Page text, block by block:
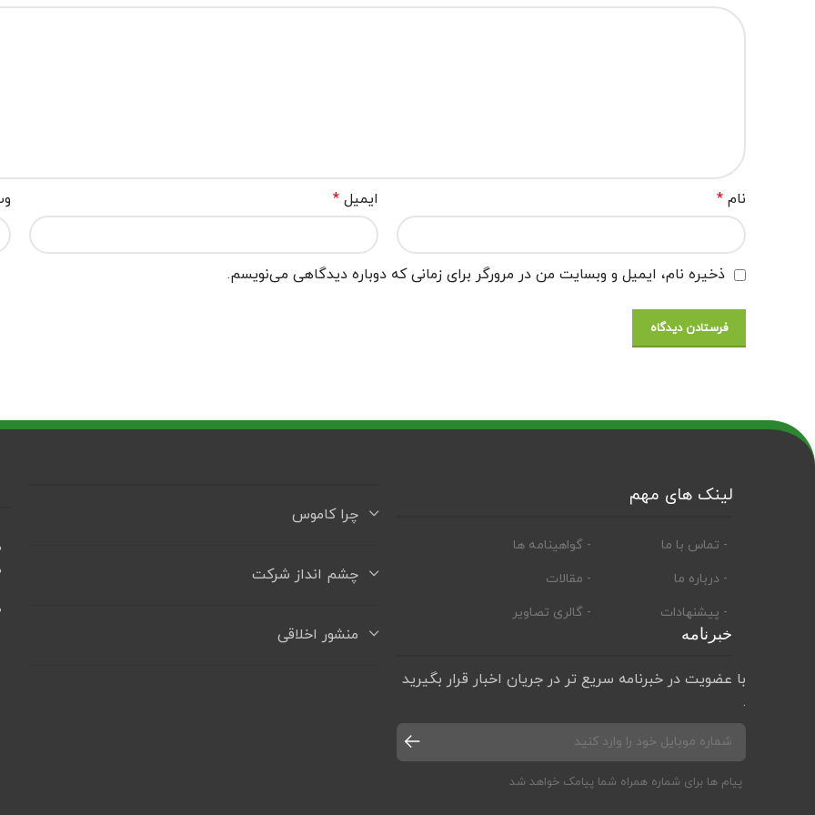
نام * ایمیل *
ذخیره نام، ایمیل و وبسایت من در مرورگر برای زمانی که دوباره دیدگاهی می‌نویسم.
لینک های مهم
- تماس با ما
- درباره ما
- پیشنهادات
- گواهینامه ها
- مقالات
- گالری تصاویر
خبرنامه
با عضویت در خبرنامه سریع تر در جریان اخبار قرار بگیرید
.
پیام ها برای شماره همراه شما پیامک خواهد شد
چرا کاموس
چشم انداز شرکت
منشور اخلاقی